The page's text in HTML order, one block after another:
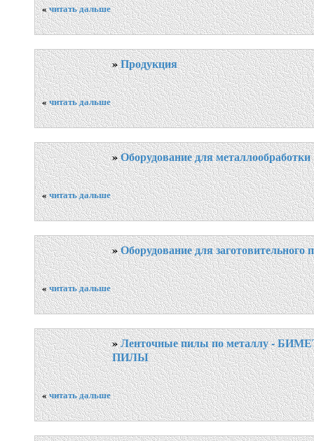
«читать дальше
»Продукция
«читать дальше
»Оборудование для металлообработки
«читать дальше
»Оборудование для заготовительного
«читать дальше
»Ленточные пилы по металлу -
ПИЛЫ
«читать дальше